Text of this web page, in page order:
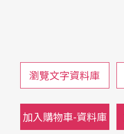
瀏覽文字資料庫
加入購物車-資料庫